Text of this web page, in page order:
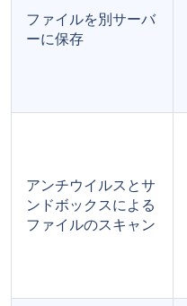
ファイルを別サーバ
ーに保存
アンチウイルスとサ
ンドボックスによる
ファイルのスキャン